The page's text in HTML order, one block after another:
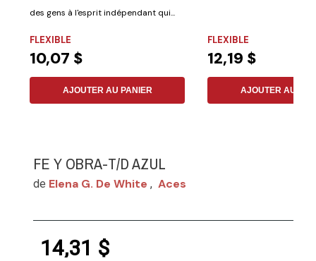
des gens à l'esprit indépendant qui...
FLEXIBLE
10,07 $
AJOUTER AU PANIER
FLEXIBLE
12,19 $
AJOUTER AU
FE Y OBRA-T/D AZUL
de Elena G. De White , Aces
14,31 $